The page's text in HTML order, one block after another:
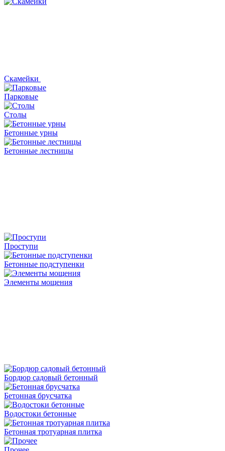
Скамейки
Парковые
Столы
Бетонные урны
Бетонные лестницы
Проступи
Бетонные подступенки
Элементы мощения
Бордюр садовый бетонный
Бетонная брусчатка
Водостоки бетонные
Бетонная тротуарная плитка